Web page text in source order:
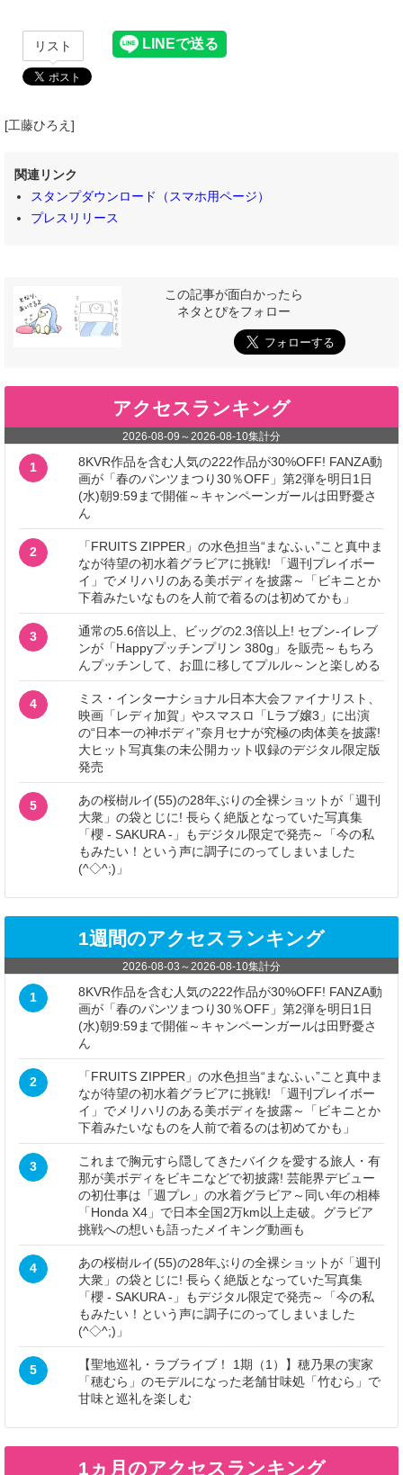
リスト
[工藤ひろえ]
関連リンク
スタンプダウンロード（スマホ用ページ）
プレスリリース
この記事が面白かったら
ネタとぴをフォロー
アクセスランキング
2026-08-09 ～2026-08-10集計分
1
8KVR作品を含む人気の222作品が30%OFF! FANZA動
画が「春のパンツまつり30％OFF」第2弾を明日1日
(水)朝9:59まで開催～キャンペーンガールは田野憂さ
ん
2
「FRUITS ZIPPER」の水色担当“まなふぃ”こと真中ま
なが待望の初水着グラビアに挑戦! 「週刊プレイボー
イ」でメリハリのある美ボディを披露～「ビキニとか
下着みたいなものを人前で着るのは初めてかも」
3
通常の5.6倍以上、ビッグの2.3倍以上! セブン‐イレブ
ンが「Happyプッチンプリン 380g」を販売～もちろ
んプッチンして、お皿に移してプルル～ンと楽しめる
4
ミス・インターナショナル日本大会ファイナリスト、
映画「レディ加賀」やスマスロ「Lラブ嬢3」に出演
の“日本一の神ボディ”奈月セナが究極の肉体美を披露!
大ヒット写真集の未公開カット収録のデジタル限定版
発売
5
あの桜樹ルイ(55)の28年ぶりの全裸ショットが「週刊
大衆」の袋とじに! 長らく絶版となっていた写真集
「櫻 - SAKURA -」もデジタル限定で発売～「今の私
もみたい！という声に調子にのってしまいました
(^◇^;)」
1週間のアクセスランキング
2026-08-03 ～2026-08-10集計分
1
8KVR作品を含む人気の222作品が30%OFF! FANZA動
画が「春のパンツまつり30％OFF」第2弾を明日1日
(水)朝9:59まで開催～キャンペーンガールは田野憂さ
ん
2
「FRUITS ZIPPER」の水色担当“まなふぃ”こと真中ま
なが待望の初水着グラビアに挑戦! 「週刊プレイボー
イ」でメリハリのある美ボディを披露～「ビキニとか
下着みたいなものを人前で着るのは初めてかも」
3
これまで胸元すら隠してきたバイクを愛する旅人・有
那が美ボディをビキニなどで初披露! 芸能界デビュー
の初仕事は「週プレ」の水着グラビア～同い年の相棒
「Honda X4」で日本全国2万km以上走破。グラビア
挑戦への想いも語ったメイキング動画も
4
あの桜樹ルイ(55)の28年ぶりの全裸ショットが「週刊
大衆」の袋とじに! 長らく絶版となっていた写真集
「櫻 - SAKURA -」もデジタル限定で発売～「今の私
もみたい！という声に調子にのってしまいました
(^◇^;)」
5
【聖地巡礼・ラブライブ！ 1期（1）】穂乃果の実家
「穂むら」のモデルになった老舗甘味処「竹むら」で
甘味と巡礼を楽しむ
1ヵ月のアクセスランキング